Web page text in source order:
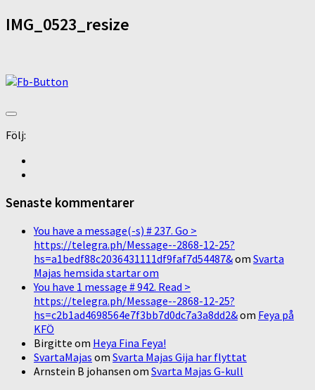
IMG_0523_resize
Följ:
Senaste kommentarer
You have a message(-s) # 237. Go >
https://telegra.ph/Message--2868-12-25?
hs=a1bedf88c2036431111df9faf7d54487&om Svarta
Majas hemsida startar om
You have 1 message # 942. Read >
https://telegra.ph/Message--2868-12-25?
hs=c2b1ad4698564e7f3bb7d0dc7a3a8dd2&om Feya på
KFÖ
Birgitte om Heya Fina Feya!
SvartaMajas om Svarta Majas Gija har flyttat
Arnstein B johansen om Svarta Majas G-kull